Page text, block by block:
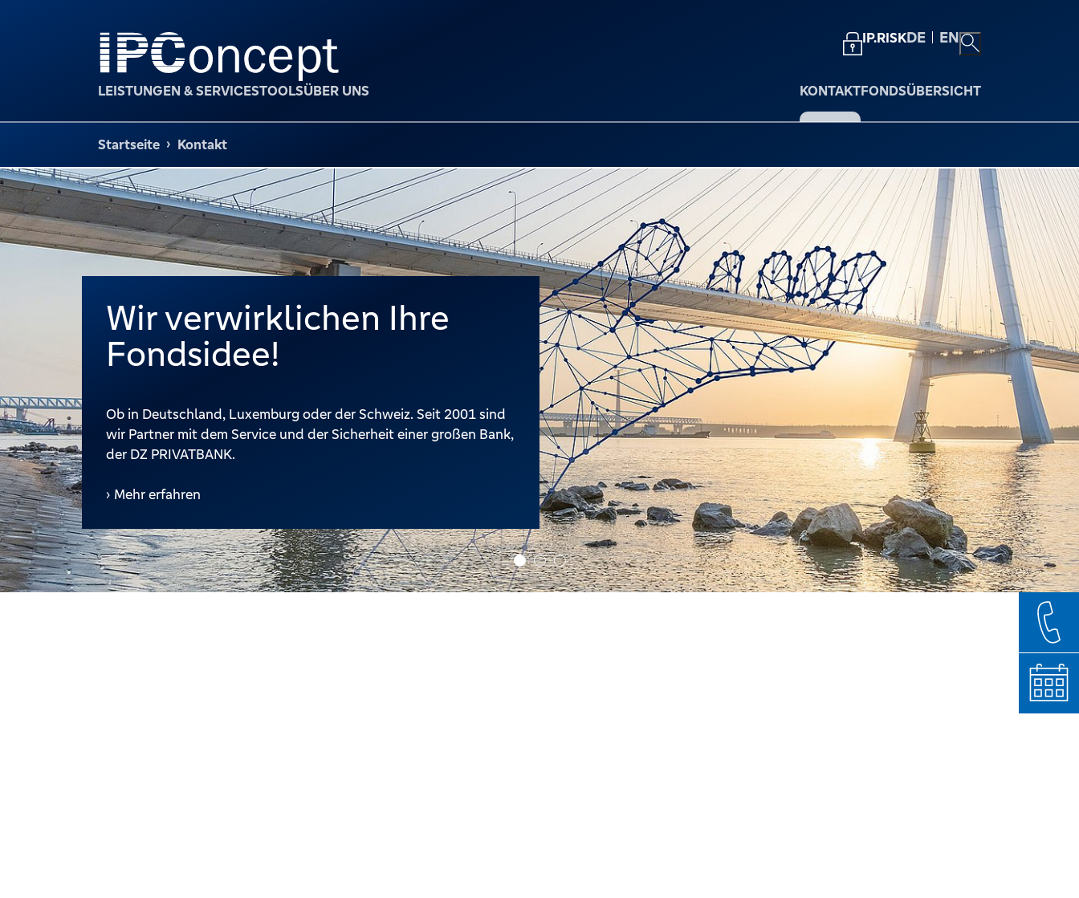
IP.RISKDE EN
LEISTUNGEN & SERVICESTOOLSÜBER UNS KONTAKTFONDSÜBERSICHT
Startseite Kontakt
Wir verwirklichen Ihre
Fondsidee!
Ob in Deutschland, Luxemburg oder der Schweiz. Seit 2001 sind
wir Partner mit dem Service und der Sicherheit einer großen Bank,
der DZ PRIVATBANK.
Mehr erfahren